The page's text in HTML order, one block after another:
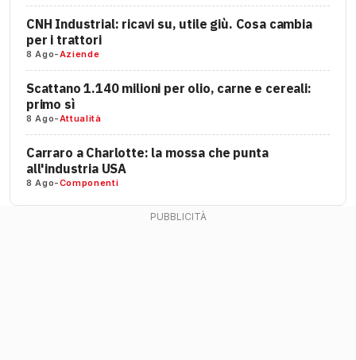
CNH Industrial: ricavi su, utile giù. Cosa cambia
per i trattori
8 Ago-Aziende
Scattano 1.140 milioni per olio, carne e cereali:
primo sì
8 Ago-Attualità
Carraro a Charlotte: la mossa che punta
all'industria USA
8 Ago-Componenti